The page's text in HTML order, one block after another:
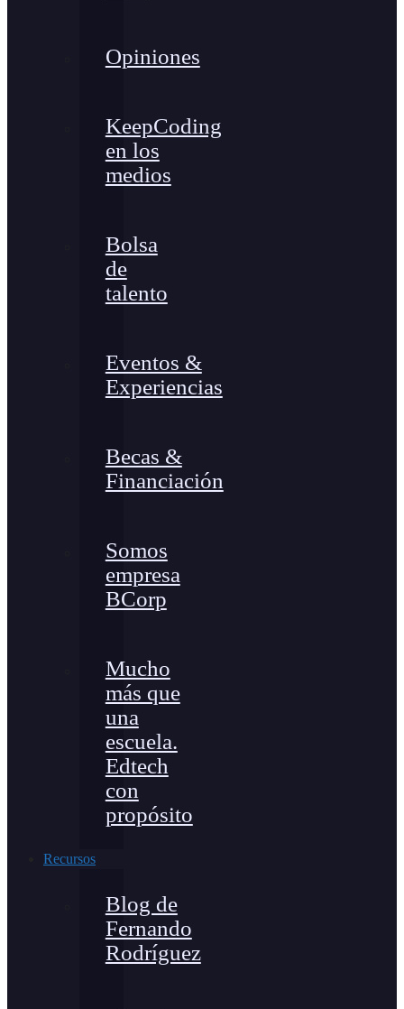
Opiniones
KeepCoding
en los
medios
Bolsa
de
talento
Eventos &
Experiencias
Becas &
Financiación
Somos
empresa
BCorp
Mucho
más que
una
escuela.
Edtech
con
propósito
Recursos
Blog de
Fernando
Rodríguez